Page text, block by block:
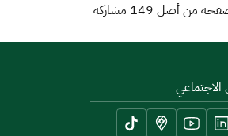
من أصل 149 مشاركة